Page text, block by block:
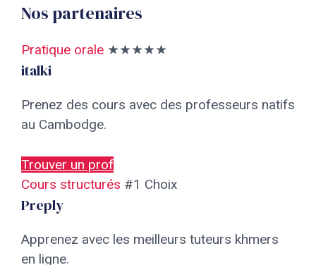
Nos partenaires
Pratique orale ★★★★★
italki
Prenez des cours avec des professeurs natifs
au Cambodge.
Trouver un prof
Cours structurés #1 Choix
Preply
Apprenez avec les meilleurs tuteurs khmers
en ligne.